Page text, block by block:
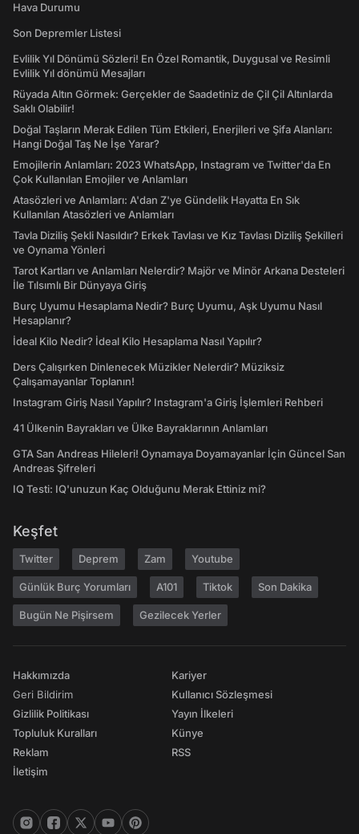
Hava Durumu
Son Depremler Listesi
Evlilik Yıl Dönümü Sözleri! En Özel Romantik, Duygusal ve Resimli
Evlilik Yıl dönümü Mesajları
Rüyada Altın Görmek: Gerçekler de Saadetiniz de Çil Çil Altınlarda
Saklı Olabilir!
Doğal Taşların Merak Edilen Tüm Etkileri, Enerjileri ve Şifa Alanları:
Hangi Doğal Taş Ne İşe Yarar?
Emojilerin Anlamları: 2023 WhatsApp, Instagram ve Twitter'da En
Çok Kullanılan Emojiler ve Anlamları
Atasözleri ve Anlamları: A'dan Z'ye Gündelik Hayatta En Sık
Kullanılan Atasözleri ve Anlamları
Tavla Diziliş Şekli Nasıldır? Erkek Tavlası ve Kız Tavlası Diziliş Şekilleri
ve Oynama Yönleri
Tarot Kartları ve Anlamları Nelerdir? Majör ve Minör Arkana Desteleri
İle Tılsımlı Bir Dünyaya Giriş
Burç Uyumu Hesaplama Nedir? Burç Uyumu, Aşk Uyumu Nasıl
Hesaplanır?
İdeal Kilo Nedir? İdeal Kilo Hesaplama Nasıl Yapılır?
Ders Çalışırken Dinlenecek Müzikler Nelerdir? Müziksiz
Çalışamayanlar Toplanın!
Instagram Giriş Nasıl Yapılır? Instagram'a Giriş İşlemleri Rehberi
41 Ülkenin Bayrakları ve Ülke Bayraklarının Anlamları
GTA San Andreas Hileleri! Oynamaya Doyamayanlar İçin Güncel San
Andreas Şifreleri
IQ Testi: IQ'unuzun Kaç Olduğunu Merak Ettiniz mi?
Keşfet
Twitter Deprem Zam Youtube
Günlük Burç Yorumları A101 Tiktok Son Dakika
Bugün Ne Pişirsem Gezilecek Yerler
Hakkımızda
Geri Bildirim
Gizlilik Politikası
Topluluk Kuralları
Reklam
İletişim
Kariyer
Kullanıcı Sözleşmesi
Yayın İlkeleri
Künye
RSS